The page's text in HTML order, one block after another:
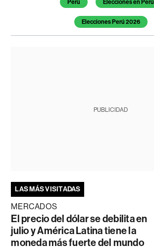
Perú Elecciones en Perú
Elecciones Perú 2026
PUBLICIDAD
LAS MÁS VISITADAS
MERCADOS
El precio del dólar se debilita en
julio y América Latina tiene la
moneda más fuerte del mundo